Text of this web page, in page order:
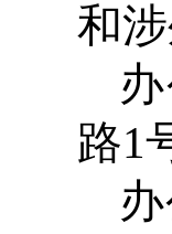
和
路1